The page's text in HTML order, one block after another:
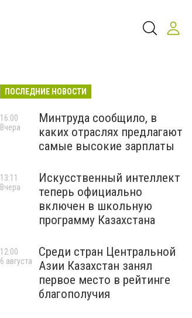
ПОСЛЕДНИЕ НОВОСТИ
Минтруда сообщило, в
каких отраслях предлагают
самые высокие зарплаты
16:00
Вчера
Искусственный интеллект
теперь официально
включен в школьную
программу Казахстана
13:11
Вчера
Среди стран Центральной
Азии Казахстан занял
первое место в рейтинге
благополучия
12:00
6 августа